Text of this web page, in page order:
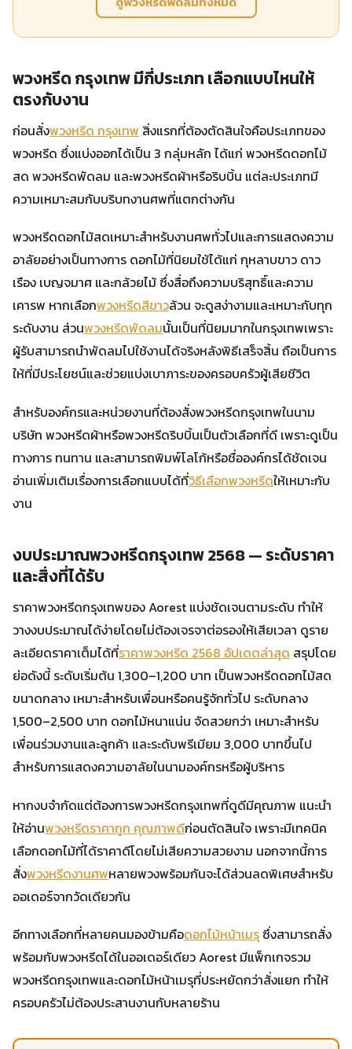
พวงหรีด กรุงเทพ มีกี่ประเภท เลือกแบบไหนให้
ตรงกับงาน
ก่อนสั่งพวงหรีด กรุงเทพ สิ่งแรกที่ต้องตัดสินใจคือประเภทของ
พวงหรีด ซึ่งแบ่งออกได้เป็น 3 กลุ่มหลัก ได้แก่ พวงหรีดดอกไม้
สด พวงหรีดพัดลม และพวงหรีดผ้าหรือริบบิ้น แต่ละประเภทมี
ความเหมาะสมกับบริบทงานศพที่แตกต่างกัน
พวงหรีดดอกไม้สดเหมาะสำหรับงานศพทั่วไปและการแสดงความ
อาลัยอย่างเป็นทางการ ดอกไม้ที่นิยมใช้ได้แก่ กุหลาบขาว ดาว
เรือง เบญจมาศ และกล้วยไม้ ซึ่งสื่อถึงความบริสุทธิ์และความ
เคารพ หากเลือกพวงหรีดสีขาวล้วน จะดูสง่างามและเหมาะกับทุก
ระดับงาน ส่วนพวงหรีดพัดลมนั้นเป็นที่นิยมมากในกรุงเทพเพราะ
ผู้รับสามารถนำพัดลมไปใช้งานได้จริงหลังพิธีเสร็จสิ้น ถือเป็นการ
ให้ที่มีประโยชน์และช่วยแบ่งเบาภาระของครอบครัวผู้เสียชีวิต
สำหรับองค์กรและหน่วยงานที่ต้องสั่งพวงหรีดกรุงเทพในนาม
บริษัท พวงหรีดผ้าหรือพวงหรีดริบบิ้นเป็นตัวเลือกที่ดี เพราะดูเป็น
ทางการ ทนทาน และสามารถพิมพ์โลโก้หรือชื่อองค์กรได้ชัดเจน
อ่านเพิ่มเติมเรื่องการเลือกแบบได้ที่วิธีเลือกพวงหรีดให้เหมาะกับ
งาน
งบประมาณพวงหรีดกรุงเทพ 2568 — ระดับราคา
และสิ่งที่ได้รับ
ราคาพวงหรีดกรุงเทพของ Aorest แบ่งชัดเจนตามระดับ ทำให้
วางงบประมาณได้ง่ายโดยไม่ต้องเจรจาต่อรองให้เสียเวลา ดูราย
ละเอียดราคาเต็มได้ที่ราคาพวงหรีด 2568 อัปเดตล่าสุด สรุปโดย
ย่อดังนี้ ระดับเริ่มต้น 1,300–1,200 บาท เป็นพวงหรีดดอกไม้สด
ขนาดกลาง เหมาะสำหรับเพื่อนหรือคนรู้จักทั่วไป ระดับกลาง
1,500–2,500 บาท ดอกไม้หนาแน่น จัดสวยกว่า เหมาะสำหรับ
เพื่อนร่วมงานและลูกค้า และระดับพรีเมียม 3,000 บาทขึ้นไป
สำหรับการแสดงความอาลัยในนามองค์กรหรือผู้บริหาร
หากงบจำกัดแต่ต้องการพวงหรีดกรุงเทพที่ดูดีมีคุณภาพ แนะนำ
ให้อ่านพวงหรีดราคาถูก คุณภาพดีก่อนตัดสินใจ เพราะมีเทคนิค
เลือกดอกไม้ที่ได้ราคาดีโดยไม่เสียความสวยงาม นอกจากนี้การ
สั่งพวงหรีดงานศพหลายพวงพร้อมกันจะได้ส่วนลดพิเศษสำหรับ
ออเดอร์จากวัดเดียวกัน
อีกทางเลือกที่หลายคนมองข้ามคือดอกไม้หน้าเมรุ ซึ่งสามารถสั่ง
พร้อมกับพวงหรีดได้ในออเดอร์เดียว Aorest มีแพ็กเกจรวม
พวงหรีดกรุงเทพและดอกไม้หน้าเมรุที่ประหยัดกว่าสั่งแยก ทำให้
ครอบครัวไม่ต้องประสานงานกับหลายร้าน